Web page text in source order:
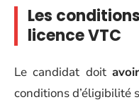
Les
licence VTC
Le candidat doit
conditions d’éligibilité